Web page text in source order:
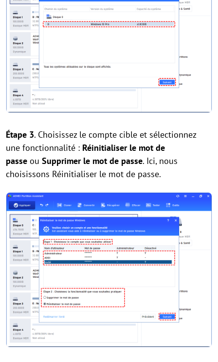
Étape 3. Choisissez le compte cible et sélectionnez
une fonctionnalité : Réinitialiser le mot de
passe ou Supprimer le mot de passe. Ici, nous
choisissons Réinitialiser le mot de passe.